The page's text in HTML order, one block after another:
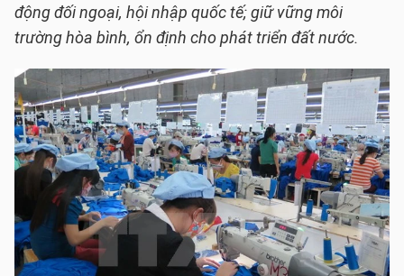
động đối ngoại, hội nhập quốc tế; giữ vững môi
trường hòa bình, ổn định cho phát triển đất nước.